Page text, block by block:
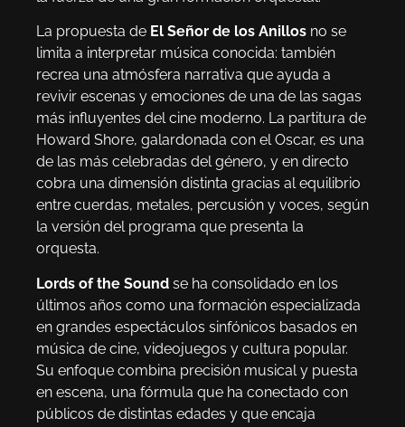
La propuesta de El Señor de los Anillos no se
limita a interpretar música conocida: también
recrea una atmósfera narrativa que ayuda a
revivir escenas y emociones de una de las sagas
más influyentes del cine moderno. La partitura de
Howard Shore, galardonada con el Oscar, es una
de las más celebradas del género, y en directo
cobra una dimensión distinta gracias al equilibrio
entre cuerdas, metales, percusión y voces, según
la versión del programa que presenta la
orquesta.
Lords of the Sound se ha consolidado en los
últimos años como una formación especializada
en grandes espectáculos sinfónicos basados en
música de cine, videojuegos y cultura popular.
Su enfoque combina precisión musical y puesta
en escena, una fórmula que ha conectado con
públicos de distintas edades y que encaja